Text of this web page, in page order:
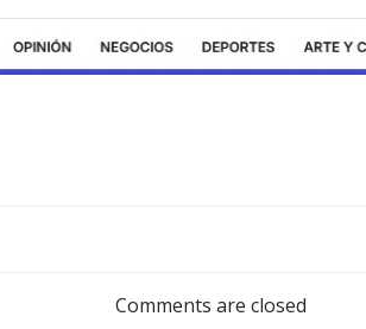
Comments are closed